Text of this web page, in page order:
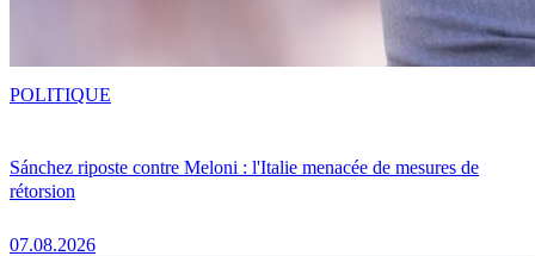
Sánchez riposte contre Meloni : l'Italie menacée de mesures de
rétorsion
07.08.2026
POLITIQUE